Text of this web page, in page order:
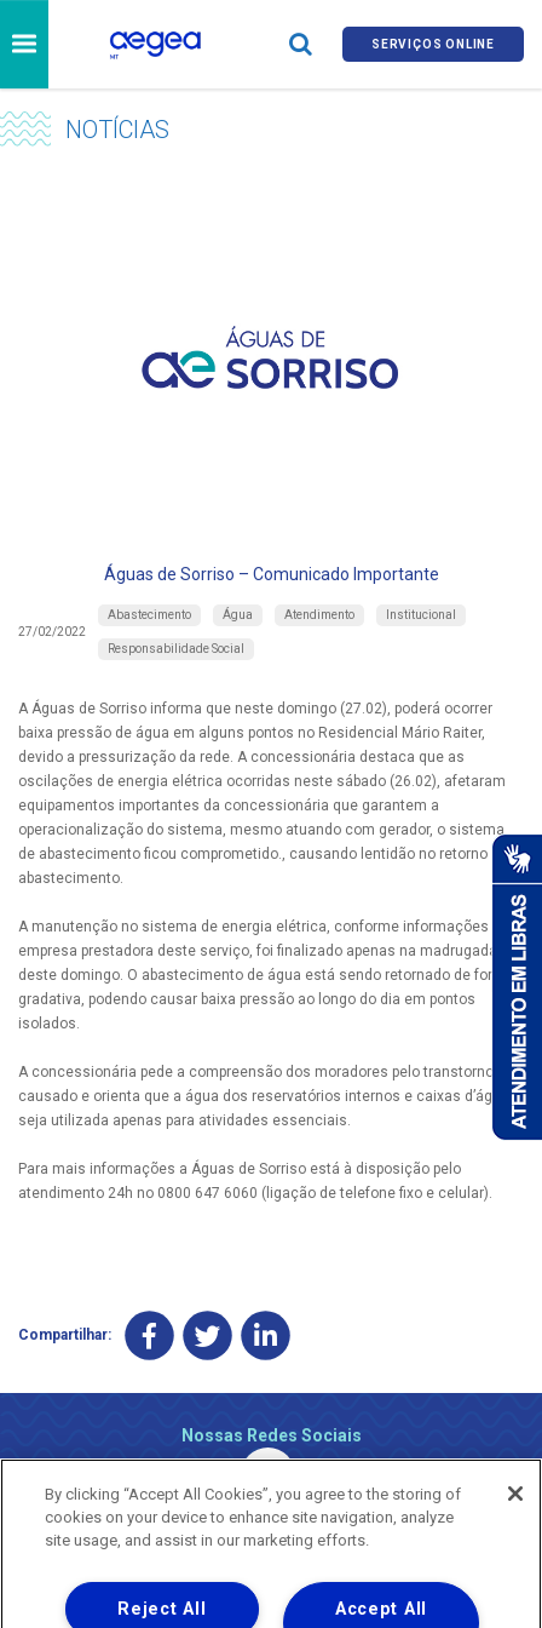
SERVIÇOS ONLINE
NOTÍCIAS
Águas de Sorriso – Comunicado Importante
27/02/2022
Abastecimento Água Atendimento Institucional
Responsabilidade Social
A Águas de Sorriso informa que neste domingo (27.02), poderá ocorrer
baixa pressão de água em alguns pontos no Residencial Mário Raiter,
devido a pressurização da rede. A concessionária destaca que as
oscilações de energia elétrica ocorridas neste sábado (26.02), afetaram
equipamentos importantes da concessionária que garantem a
operacionalização do sistema, mesmo atuando com gerador, o sistema
de abastecimento ficou comprometido., causando lentidão no retorno do
abastecimento.
A manutenção no sistema de energia elétrica, conforme informações da
empresa prestadora deste serviço, foi finalizado apenas na madrugada
deste domingo. O abastecimento de água está sendo retornado de forma
gradativa, podendo causar baixa pressão ao longo do dia em pontos
isolados.
A concessionária pede a compreensão dos moradores pelo transtorno
causado e orienta que a água dos reservatórios internos e caixas d’água
seja utilizada apenas para atividades essenciais.
Para mais informações a Águas de Sorriso está à disposição pelo
atendimento 24h no 0800 647 6060 (ligação de telefone fixo e celular).
Compartilhar:
Nossas Redes Sociais
Uma empresa
By clicking “Accept All Cookies”, you agree to the storing of
cookies on your device to enhance site navigation, analyze
site usage, and assist in our marketing efforts.
Accept All
Reject All